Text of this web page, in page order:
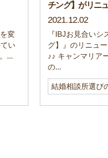
変
い
...
チング】がリニ
2021.12.02
『IBJお見合い
グ】』のリニュ
♪♪ キャンマリア
の...
結婚相談所選び